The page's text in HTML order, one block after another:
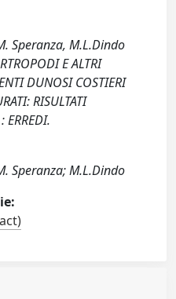
Speranza, M.L.Dindo
E ALTRI
DUNOSI COSTIERI
RISULTATI
ERREDI.
Speranza; M.L.Dindo